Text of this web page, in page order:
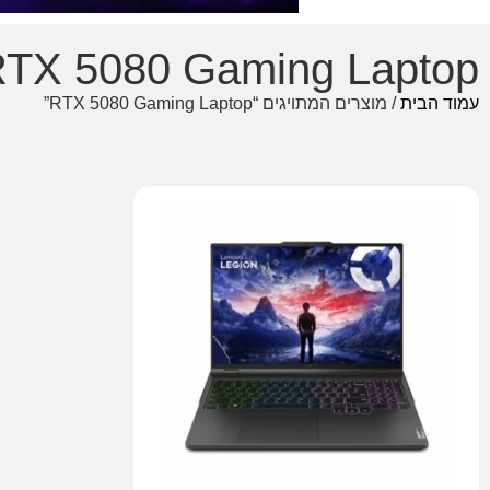
5080 Gaming Laptop
עמוד הבית/ מוצרים המתויגים “RTX 5080 Gaming Laptop”